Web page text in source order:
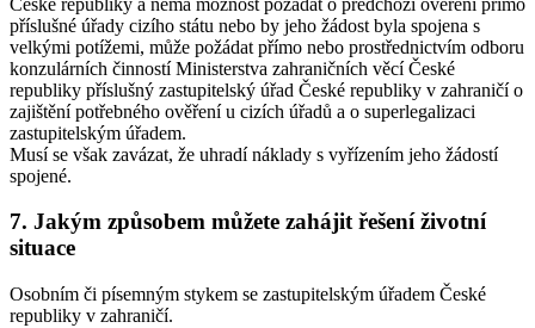
příslušné úřady cizího státu nebo by jeho žádost byla spojena s
velkými potížemi, může požádat přímo nebo prostřednictvím odboru
konzulárních činností Ministerstva zahraničních věcí České
republiky příslušný zastupitelský úřad České republiky v zahraničí o
zajištění potřebného ověření u cizích úřadů a o superlegalizaci
zastupitelským úřadem.
Musí se však zavázat, že uhradí náklady s vyřízením jeho žádostí
spojené.
7. Jakým způsobem můžete zahájit řešení životní
situace
Osobním či písemným stykem se zastupitelským úřadem České
republiky v zahraničí.